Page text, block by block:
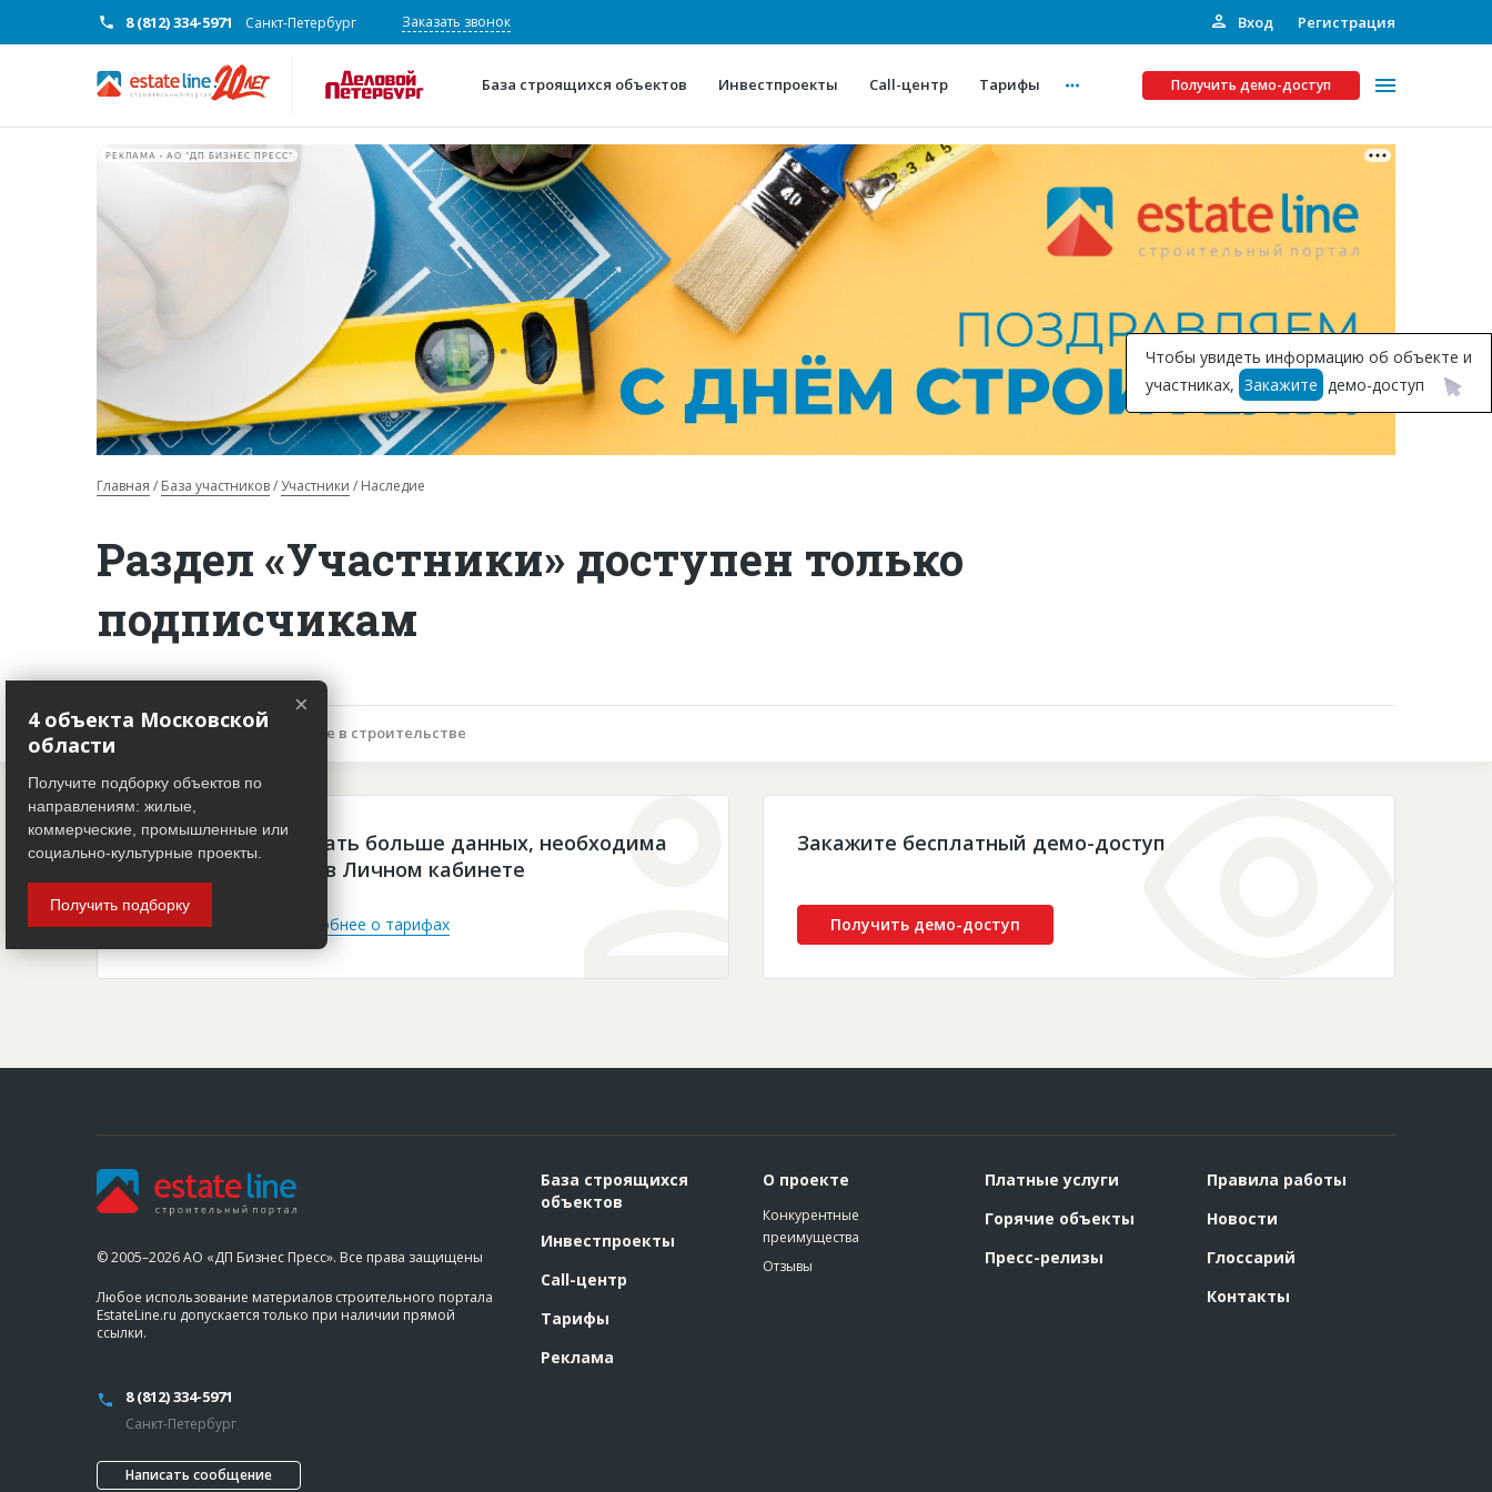
8 (812) 334-5971 Санкт-Петербург Заказать звонок Вход Регистрация
База строящихся объектов Инвестпроекты Call-центр Тарифы Получить демо-доступ
О проекте
Конкурентные преимущества
Горячие объекты
Глоссарий
Платные услуги
Рекламодателям
Инвестпроекты
Подписка на Базу
РЕКЛАМА • АО "ДП БИЗНЕС ПРЕСС"
Главная База участников Участники Наследие
Раздел «Участники» доступен только
подписчикам
Описание объекта Участие в строительстве
Чтобы просматривать больше данных, необходима
платная подписка в Личном кабинете
Войти Подробнее о тарифах
Закажите бесплатный демо-доступ
Получить демо-доступ
Чтобы увидеть информацию об объекте и
участниках, Закажите демо-доступ
© 2005–2026 АО «ДП Бизнес Пресс». Все права защищены
Любое использование материалов строительного портала
EstateLine.ru допускается только при наличии прямой
ссылки.
8 (812) 334-5971
Санкт-Петербург
Написать сообщение
База строящихся
объектов
Инвестпроекты
Call-центр
Тарифы
Реклама
О проекте
Конкурентные
преимущества
Отзывы
Платные услуги
Горячие объекты
Пресс-релизы
Правила работы
Новости
Глоссарий
Контакты
×
4 объекта Московской
области
Получите подборку объектов по
направлениям: жилые,
коммерческие, промышленные или
социально-культурные проекты.
Получить подборку